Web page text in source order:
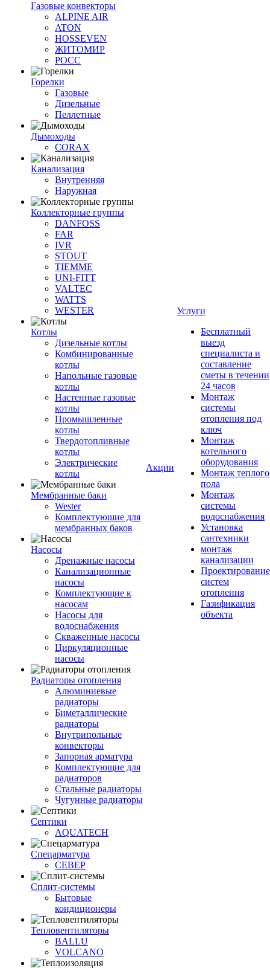
Газовые конвекторы
ALPINE AIR
ATON
HOSSEVEN
ЖИТОМИР
РОСС
Горелки
Газовые
Дизельные
Пеллетные
Дымоходы
CORAX
Канализация
Внутренняя
Наружная
Коллекторные группы
DANFOSS
FAR
IVR
STOUT
TIEMME
UNI-FITT
VALTEC
WATTS
WESTER
Котлы
Дизельные котлы
Комбинированные
котлы
Напольные газовые
котлы
Настенные газовые
котлы
Промышленные
котлы
Твердотопливные
котлы
Электрические
котлы
Мембранные баки
Wester
Комплектуюшие для
мембранных баков
Насосы
Дренажные насосы
Канализационные
насосы
Комплектующие к
насосам
Насосы для
водоснабжения
Скваженные насосы
Циркуляционные
насосы
Радиаторы отопления
Алюминиевые
радиаторы
Биметаллические
радиаторы
Внутрипольные
конвекторы
Запорная арматура
Комплектующие для
радиаторов
Стальные радиаторы
Чугунные радиаторы
Септики
AQUATECH
Спецарматура
СЕВЕР
Сплит-системы
Бытовые
кондиционеры
Тепловентиляторы
BALLU
VOLCANO
Акции
Услуги
Бесплатный
выезд
специалиста и
составление
сметы в течении
24 часов
Монтаж
системы
отопления под
ключ
Монтаж
котельного
оборудования
Монтаж теплого
пола
Монтаж
системы
водоснабжения
Установка
сантехники
монтаж
канализации
Проектирование
систем
отопления
Газификация
объекта